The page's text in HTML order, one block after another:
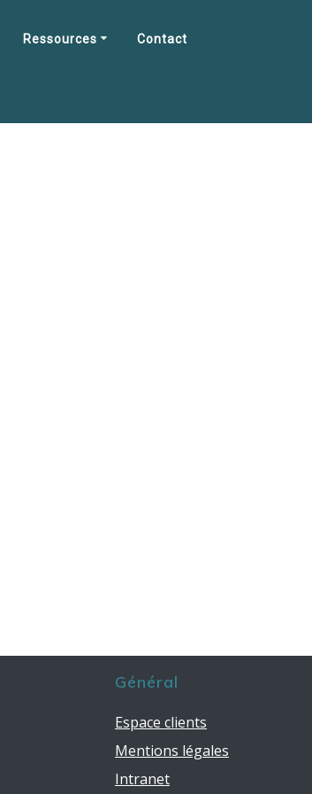
Ressources Contact
Général
Espace clients
Mentions légales
Intranet